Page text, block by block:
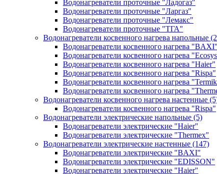
Водонагреватели проточные "Ладогаз"
Водонагреватели проточные "Ларгаз"
Водонагреватели проточные "Лемакс"
Водонагреватели проточные "ТГА"
Водонагреватели косвенного нагрева напольные
Водонагреватели косвенного нагрева "BAXI"
Водонагреватели косвенного нагрева
Водонагреватели косвенного нагрева "Haier"
Водонагреватели косвенного нагрева "Rispa"
Водонагреватели косвенного нагрева
Водонагреватели косвенного нагрева
Водонагреватели косвенного нагрева настенные
Водонагреватели косвенного нагрева "Rispa"
Водонагреватели электрические напольные (5)
Водонагреватели электрические "Haier"
Водонагреватели электрические "Thermex"
Водонагреватели электрические настенные (147)
Водонагреватели электрические "BAXI"
Водонагреватели электрические "EDISSON"
Водонагреватели электрические "Haier"